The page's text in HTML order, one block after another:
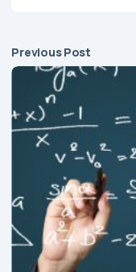
Previous Post